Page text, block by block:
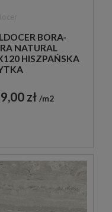
BORA-
NATURAL
HISZPAŃSKA
METAL W
ODCIENIU
zł m2